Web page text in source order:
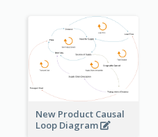
New Product Causal
Loop Diagram